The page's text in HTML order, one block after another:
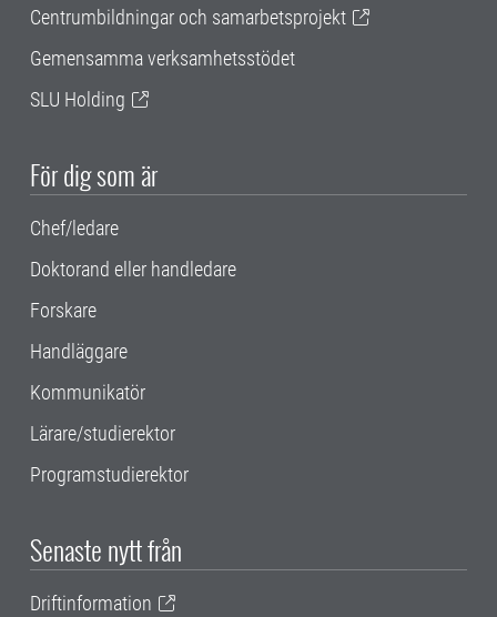
Centrumbildningar och samarbetsprojekt
Gemensamma verksamhetsstödet
SLU Holding
För dig som är
Chef/ledare
Doktorand eller handledare
Forskare
Handläggare
Kommunikatör
Lärare/studierektor
Programstudierektor
Senaste nytt från
Driftinformation